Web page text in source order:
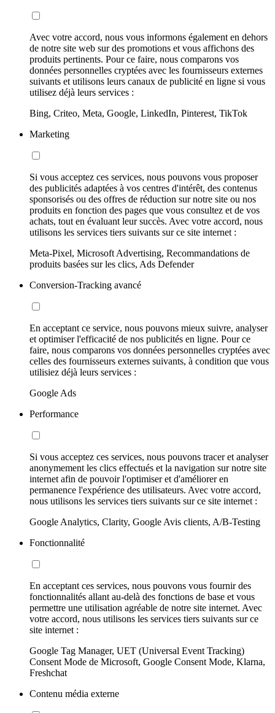
Avec votre accord, nous vous informons également en dehors
de notre site web sur des promotions et vous affichons des
produits pertinents. Pour ce faire, nous comparons vos
données personnelles cryptées avec les fournisseurs externes
suivants et utilisons leurs canaux de publicité en ligne si vous
utilisez déjà leurs services :
Bing, Criteo, Meta, Google, LinkedIn, Pinterest, TikTok
Marketing
Si vous acceptez ces services, nous pouvons vous proposer
des publicités adaptées à vos centres d'intérêt, des contenus
sponsorisés ou des offres de réduction sur notre site ou nos
produits en fonction des pages que vous consultez et de vos
achats, tout en évaluant leur succès. Avec votre accord, nous
utilisons les services tiers suivants sur ce site internet :
Meta-Pixel, Microsoft Advertising, Recommandations de
produits basées sur les clics, Ads Defender
Conversion-Tracking avancé
En acceptant ce service, nous pouvons mieux suivre, analyser
et optimiser l'efficacité de nos publicités en ligne. Pour ce
faire, nous comparons vos données personnelles cryptées avec
celles des fournisseurs externes suivants, à condition que vous
utilisiez déjà leurs services :
Google Ads
Performance
Si vous acceptez ces services, nous pouvons tracer et analyser
anonymement les clics effectués et la navigation sur notre site
internet afin de pouvoir l'optimiser et d'améliorer en
permanence l'expérience des utilisateurs. Avec votre accord,
nous utilisons les services tiers suivants sur ce site internet :
Google Analytics, Clarity, Google Avis clients, A/B-Testing
Fonctionnalité
En acceptant ces services, nous pouvons vous fournir des
fonctionnalités allant au-delà des fonctions de base et vous
permettre une utilisation agréable de notre site internet. Avec
votre accord, nous utilisons les services tiers suivants sur ce
site internet :
Google Tag Manager, UET (Universal Event Tracking)
Consent Mode de Microsoft, Google Consent Mode, Klarna,
Freshchat
Contenu média externe